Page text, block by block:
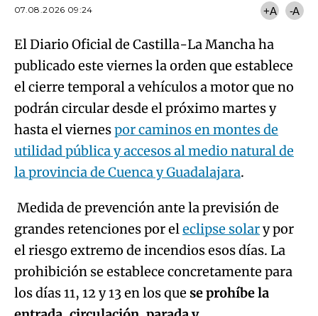
07.08.2026 09:24
+A -A
El Diario Oficial de Castilla-La Mancha ha
publicado este viernes la orden que establece
el cierre temporal a vehículos a motor que no
podrán circular desde el próximo martes y
hasta el viernespor caminos en montes de
utilidad pública y accesos al medio natural de
la provincia de Cuenca y Guadalajara.
Medida de prevención ante la previsión de
grandes retenciones por eleclipse solary por
el riesgo extremo de incendios esos días. La
prohibición se establece concretamente para
los días 11, 12 y 13 en los que se prohíbe la